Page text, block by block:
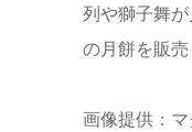
列や獅子舞
の月餅を販売
画像提供：